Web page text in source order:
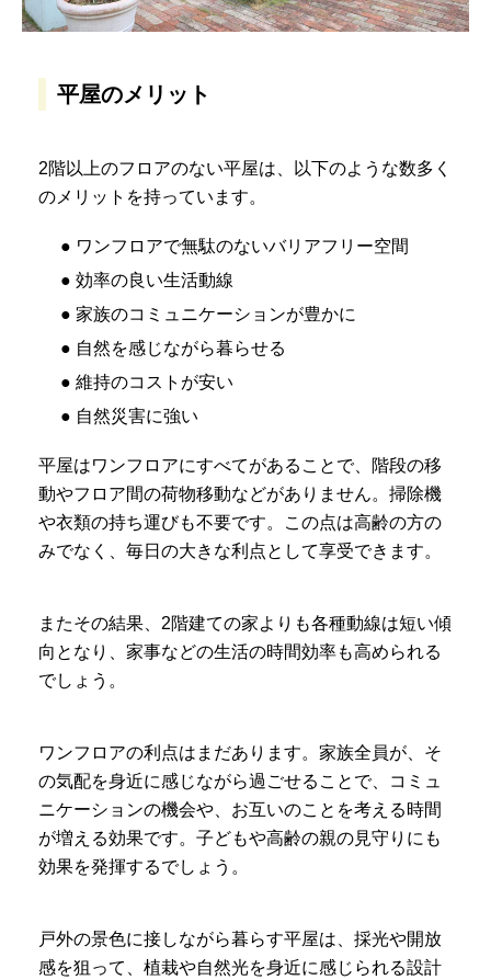
平屋のメリット
2階以上のフロアのない平屋は、以下のような数多く
のメリットを持っています。
● ワンフロアで無駄のないバリアフリー空間
● 効率の良い生活動線
● 家族のコミュニケーションが豊かに
● 自然を感じながら暮らせる
● 維持のコストが安い
● 自然災害に強い
平屋はワンフロアにすべてがあることで、階段の移
動やフロア間の荷物移動などがありません。掃除機
や衣類の持ち運びも不要です。この点は高齢の方の
みでなく、毎日の大きな利点として享受できます。
またその結果、2階建ての家よりも各種動線は短い傾
向となり、家事などの生活の時間効率も高められる
でしょう。
ワンフロアの利点はまだあります。家族全員が、そ
の気配を身近に感じながら過ごせることで、コミュ
ニケーションの機会や、お互いのことを考える時間
が増える効果です。子どもや高齢の親の見守りにも
効果を発揮するでしょう。
戸外の景色に接しながら暮らす平屋は、採光や開放
感を狙って、植栽や自然光を身近に感じられる設計